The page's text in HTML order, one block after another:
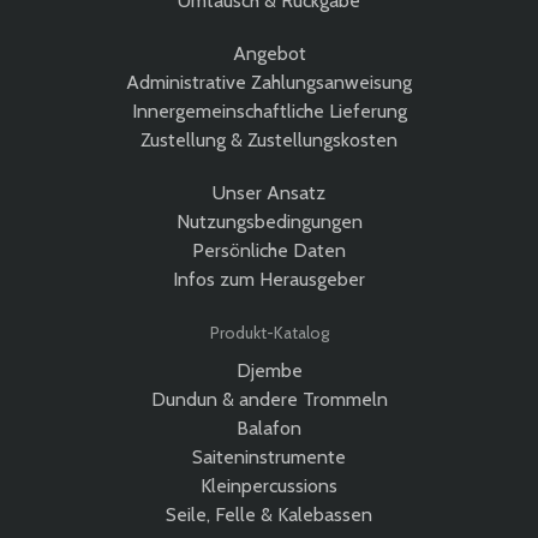
Angebot
Administrative Zahlungsanweisung
Innergemeinschaftliche Lieferung
Zustellung & Zustellungskosten
Unser Ansatz
Nutzungsbedingungen
Persönliche Daten
Infos zum Herausgeber
Produkt-Katalog
Djembe
Dundun & andere Trommeln
Balafon
Saiteninstrumente
Kleinpercussions
Seile, Felle & Kalebassen